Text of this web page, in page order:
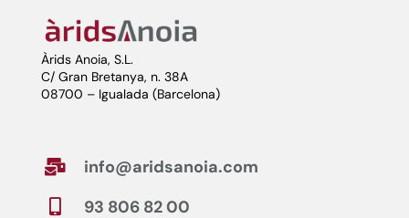
Àrids Anoia, S.L.
C/ Gran Bretanya, n. 38A
08700 – Igualada (Barcelona)
 info@aridsanoia.com
 93 806 82 00